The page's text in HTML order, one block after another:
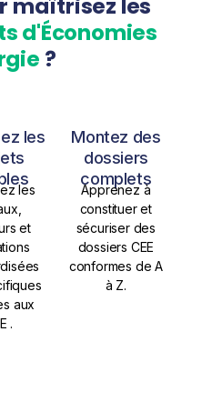
maîtrisez les
d'Économies
?
les
les
et
aux
.
Montez des
dossiers
complets
Apprenez à
constituer et
sécuriser des
dossiers CEE
conformes de A
à Z.